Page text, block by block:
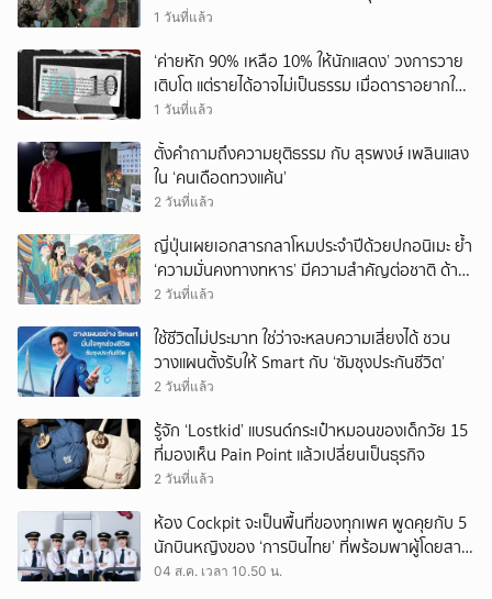
1 วันที่แล้ว
‘ค่ายหัก 90% เหลือ 10% ให้นักแสดง’ วงการวาย
เติบโต แต่รายได้อาจไม่เป็นธรรม เมื่อดาราอยากให้มี
‘สัญญามาตรฐาน’
1 วันที่แล้ว
ตั้งคำถามถึงความยุติธรรม กับ สุรพงษ์ เพลินแสง
ใน ‘คนเดือดทวงแค้น’
2 วันที่แล้ว
ญี่ปุ่นเผยเอกสารกลาโหมประจำปีด้วยปกอนิเมะ ย้ำ
‘ความมั่นคงทางทหาร’ มีความสำคัญต่อชาติ ด้าน
จีนเตือน ขออย่าซ้ำรอยประวัติศาสตร์
2 วันที่แล้ว
ใช้ชีวิตไม่ประมาท ใช่ว่าจะหลบความเสี่ยงได้ ชวน
วางแผนตั้งรับให้ Smart กับ ‘ซัมซุงประกันชีวิต’
2 วันที่แล้ว
รู้จัก ‘Lostkid’ แบรนด์กระเป๋าหมอนของเด็กวัย 15
ที่มองเห็น Pain Point แล้วเปลี่ยนเป็นธุรกิจ
2 วันที่แล้ว
ห้อง Cockpit จะเป็นพื้นที่ของทุกเพศ พูดคุยกับ 5
นักบินหญิงของ ‘การบินไทย’ ที่พร้อมพาผู้โดยสาร
บินไปทั่วโลก
04 ส.ค. เวลา 10.50 น.